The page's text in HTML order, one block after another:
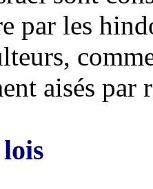
par les
aisés par